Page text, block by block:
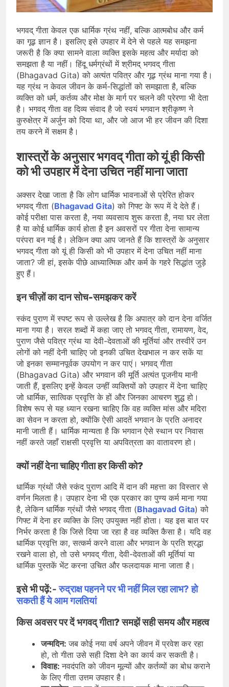
प्रदर्शन तेज़, PM आवास मार्च रोका गया,
सरकार से तीन बड़ी मांगें
सावन और आगामी त्योहारों को लेकर देशभर में
तैयारियाँ तेज़, सांस्कृतिक कार्यक्रमों और
धार्मिक आयोजनों की धूम
August 4, 2026
राष्ट्रीय हथकरघा दिवस की तैयारियाँ तेज़,
देशभर में विशेष कार्यक्रमों के जरिए भारतीय
बुनकरों और पारंपरिक वस्त्रों को मिलेगा बढ़ावा
August 2, 2026
भगवद् गीता केवल एक धार्मिक ग्रंथ नहीं, बल्कि आत्मबोध और कर्म
का गूढ़ ज्ञान है। इसलिए इसे उपहार में देने से पहले यह समझना
जरूरी है कि क्या सामने वाला व्यक्ति इसके महत्व और मर्यादा को
समझता है या नहीं। हिंदू धर्मग्रंथों में श्रीमद् भगवद् गीता
(Bhagavad Gita) को अत्यंत पवित्र और गूढ़ ग्रंथ माना गया है।
यह ग्रंथ न केवल जीवन के कर्म-सिद्धांतों को समझाता है, बल्कि
व्यक्ति को धर्म, कर्तव्य और मोक्ष के मार्ग पर चलने की प्रेरणा भी देता
है। भगवद् गीता वह दिव्य संवाद है जो स्वयं भगवान श्रीकृष्ण ने
कुरुक्षेत्र में अर्जुन को दिया था, और जो आज भी हर जीवन की दिशा
तय करने में सक्षम है।
शास्त्रों के अनुसार भगवद् गीता को यूं ही किसी
को भी उपहार में देना उचित नहीं माना जाता
अक्सर देखा जाता है कि लोग धार्मिक भावनाओं से प्रेरित होकर
भगवद् गीता (Bhagavad Gita) को गिफ्ट के रूप में दे देते हैं।
कोई परीक्षा पास करता है, नया व्यवसाय शुरू करता है, नया घर लेता
है या कोई धार्मिक कार्य होता है इन अवसरों पर गीता देना सामान्य
परंपरा बन गई है। लेकिन क्या आप जानते हैं कि शास्त्रों के अनुसार
भगवद् गीता को यूं ही किसी को भी उपहार में देना उचित नहीं माना
जाता? जी हां, इसके पीछे आध्यात्मिक और कर्म के गहरे सिद्धांत जुड़े
हुए हैं।
इन चीज़ों का दान सोच-समझकर करें
स्कंद पुराण में स्पष्ट रूप से उल्लेख है कि अपात्र को दान देना वर्जित
माना गया है। सरल शब्दों में कहा जाए तो भगवद् गीता, रामायण, वेद,
पुराण जैसे पवित्र ग्रंथ या देवी-देवताओं की मूर्तियां और तस्वीरें उन
लोगों को नहीं देनी चाहिए जो इनकी उचित देखभाल न कर सकें या
जो इनका सम्मानपूर्वक उपयोग न कर पाएं। भगवद् गीता
(Bhagavad Gita) और भगवान की मूर्ति अत्यंत पूजनीय मानी
जाती हैं, इसलिए इन्हें केवल उन्हीं व्यक्तियों को उपहार में देना चाहिए
जो धार्मिक, सात्विक प्रवृत्ति के हों और जिनका आचरण शुद्ध हो।
विशेष रूप से यह ध्यान रखना चाहिए कि वह व्यक्ति मांस और मदिरा
का सेवन न करता हो, क्योंकि ऐसी आदतें भगवान के प्रति अनादर
मानी जाती हैं। धार्मिक मान्यता है कि भगवान ऐसे स्थान पर निवास
नहीं करते जहाँ राक्षसी प्रवृत्ति या अपवित्रता का वातावरण हो।
क्यों नहीं देना चाहिए गीता हर किसी को?
धार्मिक ग्रंथों जैसे स्कंद पुराण आदि में दान की महत्ता का विस्तार से
वर्णन मिलता है। उपहार देना भी एक प्रकार का पुण्य कर्म माना गया
है, लेकिन धार्मिक ग्रंथों जैसे भगवद् गीता (Bhagavad Gita) को
गिफ्ट में देना हर व्यक्ति के लिए उपयुक्त नहीं होता। यह इस बात पर
निर्भर करता है कि जिसे दिया जा रहा है वह व्यक्ति कैसा है। यदि वह
धार्मिक प्रवृत्ति का, सत्कर्म करने वाला और भगवान के प्रति श्रद्धा
रखने वाला हो, तो उसे भगवद् गीता, देवी-देवताओं की मूर्तियां या
धार्मिक पुस्तकें भेंट करना उचित और फलदायक माना जाता है।
इसे भी पढ़ें:-रुद्राक्ष पहनने पर भी नहीं मिल रहा लाभ? हो
सकती हैं ये आम गलतियां
किस अवसर पर दें भगवद् गीता? समझें सही समय और महत्व
जन्मदिन:जब कोई नया वर्ष अपने जीवन में प्रवेश कर रहा
हो, तो गीता उसे सही दिशा देने का कार्य कर सकती है।
विवाह:नवदंपति को जीवन मूल्यों और कर्तव्यों का बोध कराने
के लिए गीता उत्तम उपहार है।